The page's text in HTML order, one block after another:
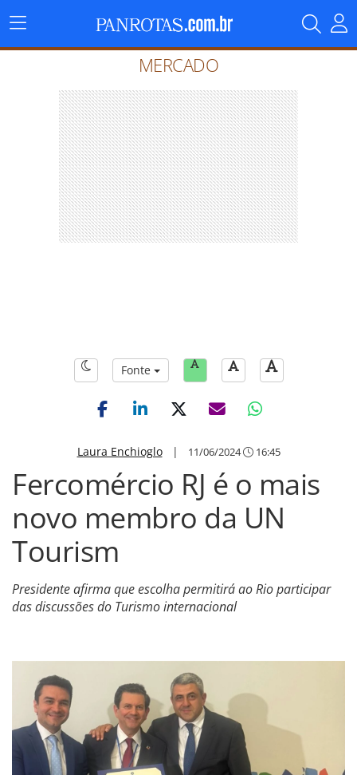
Menu
Principal
MERCADO
Fonte
Laura Enchioglo| 11/06/2024 16:45
Fercomércio RJ é o mais
novo membro da UN
Tourism
Presidente afirma que escolha permitirá ao Rio participar
das discussões do Turismo internacional